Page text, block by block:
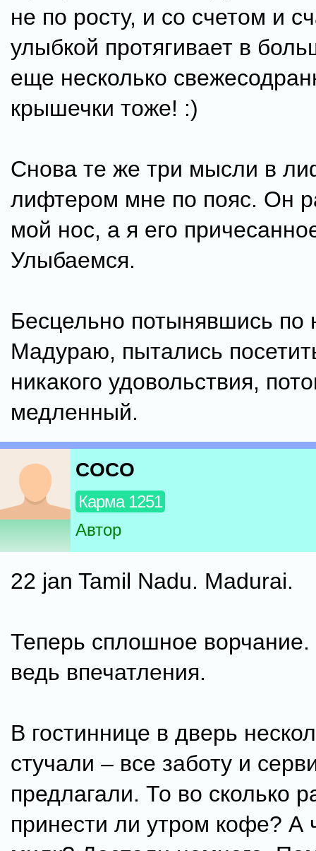
не по росту, и со счетом и
улыбкой протягивает в
еще несколько
крышечки тоже! :)
Снова те же три мысли в
лифтером мне по пояс. Он
мой нос, а я его
Улыбаемся.
Бесцельно потынявшись по
Мадураю, пытались
никакого удовольствия,
медленный.
COCO
Карма 1251
Автор
22 jan Tamil Nadu. Madurai.
Теперь сплошное
ведь впечатления.
В гостиннице в дверь
стучали – все заботу и
предлагали. То во сколько
принести ли утром кофе? А